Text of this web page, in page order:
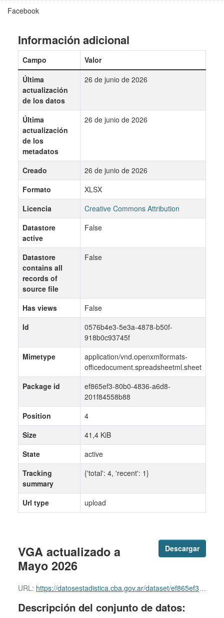
Descargar
VGA actualizado a
Mayo 2026
URL: https://datosestadistica.cba.gov.ar/dataset/ef865ef3-80b0-4836-a6d8-201f84558b88/resource/0576b4e3-5e3a-4878-b50f-918b0c93745f/download/202605_cuadro-publicacion-vga.xlsx
Descripción del conjunto de datos:
Facebook
Información adicional
Campo
Valor
Última
actualización
de los datos
26 de junio de 2026
Última
actualización
de los
metadatos
26 de junio de 2026
Creado
26 de junio de 2026
Formato
XLSX
Licencia
Creative Commons Attribution
Datastore
active
False
Datastore
contains all
records of
source file
False
Has views
False
Id
0576b4e3-5e3a-4878-b50f-
918b0c93745f
Mimetype
application/vnd.openxmlformats-
officedocument.spreadsheetml.sheet
Package id
ef865ef3-80b0-4836-a6d8-
201f84558b88
Position
4
Size
41,4 KiB
State
active
Tracking
summary
{'total': 4, 'recent': 1}
Url type upload